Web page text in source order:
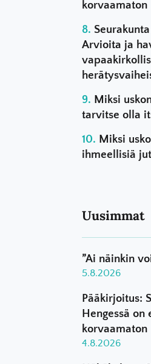
korvaamaton
Arvioita ja
Miksi
tarvitse olla
Miksi
ihmeellisiä
Uusimmat
”Ai näinkin
5.8.2026
Pääkirjoitus:
Hengessä on
korvaamaton
4.8.2026